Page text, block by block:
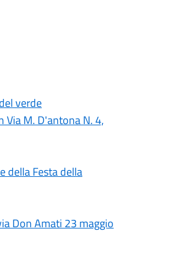
verde
Via M. D'antona N. 4,
della Festa della
Don Amati 23 maggio